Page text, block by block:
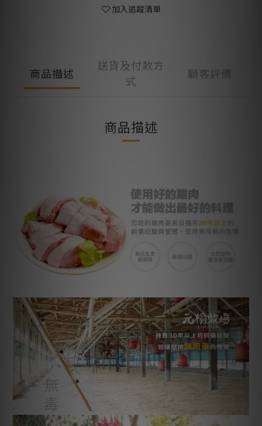
加入追蹤清單
商品描述
送貨及付款方
式
顧客評價
商品描述